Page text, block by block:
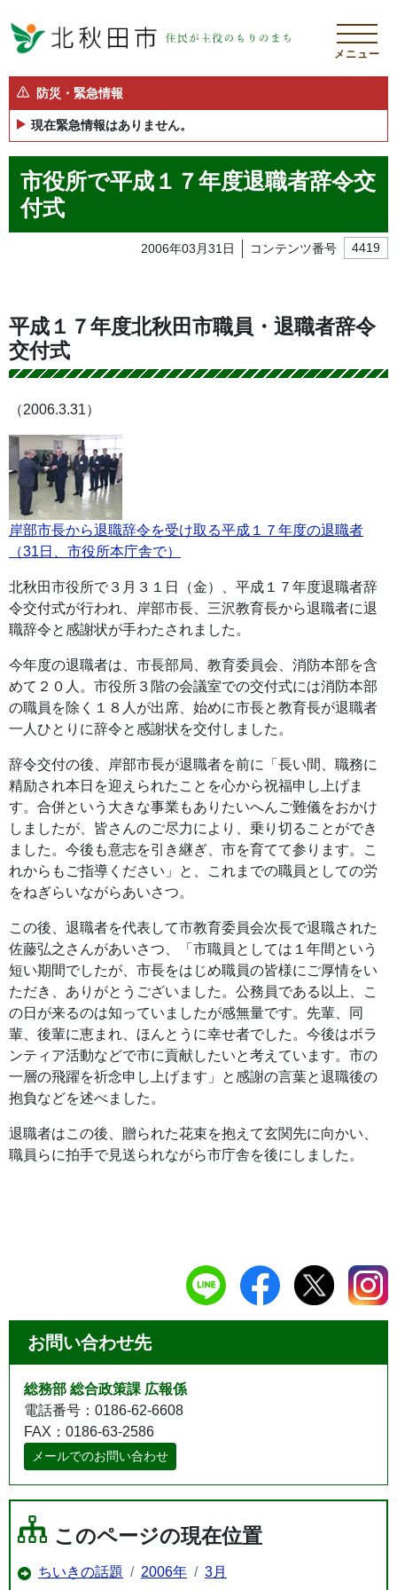
メニュー
防災・緊急情報
現在緊急情報はありません。
市役所で平成１７年度退職者辞令交
付式
2006年03月31日 コンテンツ番号 4419
平成１７年度北秋田市職員・退職者辞令
交付式
（2006.3.31）
岸部市長から退職辞令を受け取る平成１７年度の退職者
（31日、市役所本庁舎で）
北秋田市役所で３月３１日（金）、平成１７年度退職者辞
令交付式が行われ、岸部市長、三沢教育長から退職者に退
職辞令と感謝状が手わたされました。
今年度の退職者は、市長部局、教育委員会、消防本部を含
めて２０人。市役所３階の会議室での交付式には消防本部
の職員を除く１８人が出席、始めに市長と教育長が退職者
一人ひとりに辞令と感謝状を交付しました。
辞令交付の後、岸部市長が退職者を前に「長い間、職務に
精励され本日を迎えられたことを心から祝福申し上げま
す。合併という大きな事業もありたいへんご難儀をおかけ
しましたが、皆さんのご尽力により、乗り切ることができ
ました。今後も意志を引き継ぎ、市を育てて参ります。こ
れからもご指導ください」と、これまでの職員としての労
をねぎらいながらあいさつ。
この後、退職者を代表して市教育委員会次長で退職された
佐藤弘之さんがあいさつ、「市職員としては１年間という
短い期間でしたが、市長をはじめ職員の皆様にご厚情をい
ただき、ありがとうございました。公務員である以上、こ
の日が来るのは知っていましたが感無量です。先輩、同
輩、後輩に恵まれ、ほんとうに幸せ者でした。今後はボラ
ンティア活動などで市に貢献したいと考えています。市の
一層の飛躍を祈念申し上げます」と感謝の言葉と退職後の
抱負などを述べました。
退職者はこの後、贈られた花束を抱えて玄関先に向かい、
職員らに拍手で見送られながら市庁舎を後にしました。
お問い合わせ先
総務部 総合政策課 広報係
電話番号：0186-62-6608
FAX：0186-63-2586
メールでのお問い合わせ
このページの現在位置
ちいきの話題 2006年 3月